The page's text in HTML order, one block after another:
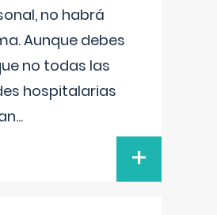
no habrá
Aunque debes
no todas las
hospitalarias
...
+